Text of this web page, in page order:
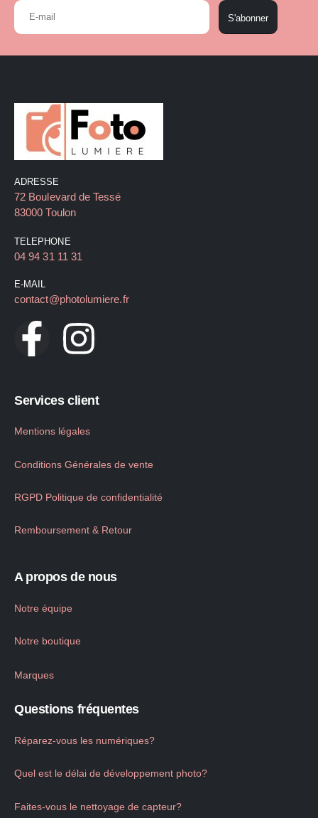
S'abonner
ADRESSE
72 Boulevard de Tessé
83000 Toulon
TELEPHONE
04 94 31 11 31
E-MAIL
contact@photolumiere.fr
Services client
Mentions légales
Conditions Générales de vente
RGPD Politique de confidentialité
Remboursement & Retour
A propos de nous
Notre équipe
Notre boutique
Marques
Questions fréquentes
Réparez-vous les numériques?
Quel est le délai de développement photo?
Faites-vous le nettoyage de capteur?